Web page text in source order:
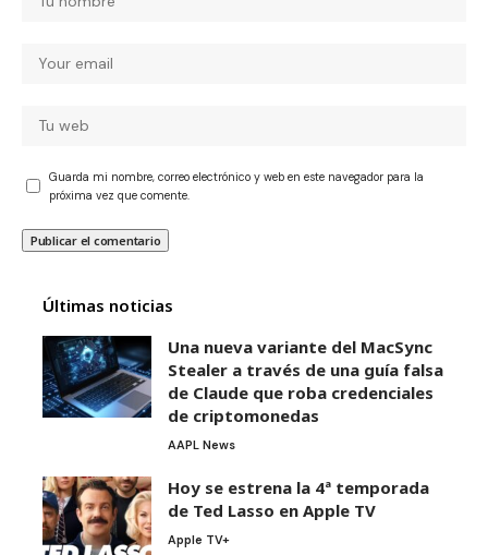
Guarda mi nombre, correo electrónico y web en este navegador para la
próxima vez que comente.
Últimas noticias
Una nueva variante del MacSync
Stealer a través de una guía falsa
de Claude que roba credenciales
de criptomonedas
AAPL News
Hoy se estrena la 4ª temporada
de Ted Lasso en Apple TV
Apple TV+